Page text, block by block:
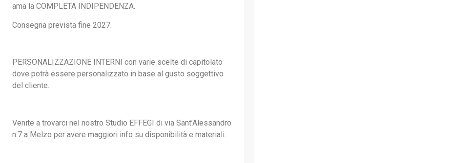
ama la COMPLETA INDIPENDENZA.
Consegna prevista fine 2027.
PERSONALIZZAZIONE INTERNI con varie scelte di capitolato
dove potrà essere personalizzato in base al gusto soggettivo
del cliente.
Venite a trovarci nel nostro Studio EFFEGI di via Sant’Alessandro
n.7 a Melzo per avere maggiori info su disponibilità e materiali.